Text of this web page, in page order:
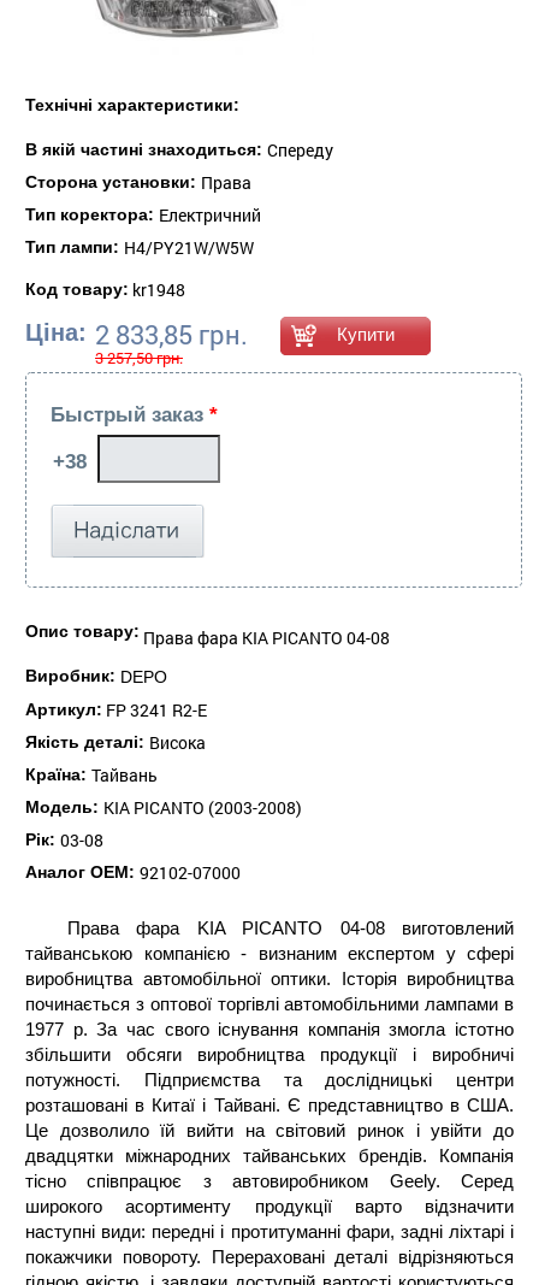
Технічні характеристики:
В якій частині знаходиться: Спереду
Сторона установки: Права
Тип коректора: Електричний
Тип лампи: H4/PY21W/W5W
Код товару: kr1948
Ціна: 2 833,85 грн.
3 257,50 грн.
Быстрый заказ *
Опис товару: Права фара KIA PICANTO 04-08
Виробник: DEPO
Артикул: FP 3241 R2-E
Якість деталі: Висока
Країна: Тайвань
Модель: KIA PICANTO (2003-2008)
Рік: 03-08
Аналог ОЕМ: 92102-07000
Права фара KIA PICANTO 04-08 виготовлений
тайванською компанією - визнаним експертом у сфері
виробництва автомобільної оптики. Історія виробництва
починається з оптової торгівлі автомобільними лампами в
1977 р. За час свого існування компанія змогла істотно
збільшити обсяги виробництва продукції і виробничі
потужності. Підприємства та дослідницькі центри
розташовані в Китаї і Тайвані. Є представництво в США.
Це дозволило їй вийти на світовий ринок і увійти до
двадцятки міжнародних тайванських брендів. Компанія
тісно співпрацює з автовиробником Geely. Серед
широкого асортименту продукції варто відзначити
наступні види: передні і протитуманні фари, задні ліхтарі і
покажчики повороту. Перераховані деталі відрізняються